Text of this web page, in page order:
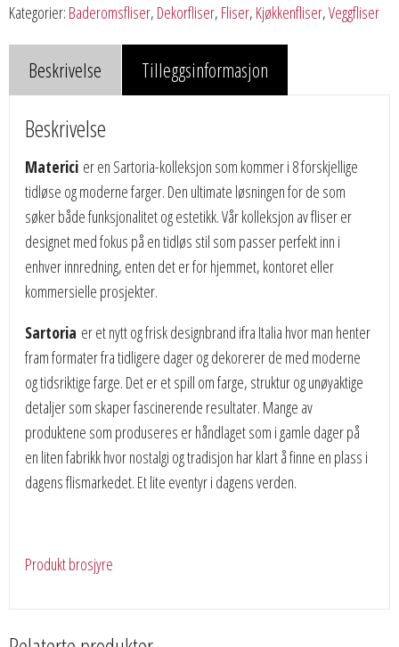
Kategorier: Baderomsfliser, Dekorfliser, Fliser, Kjøkkenfliser,Veggfliser
Beskrivelse Tilleggsinformasjon
Beskrivelse
Materici er en Sartoria-kolleksjon som kommer i 8 forskjellige
tidløse og moderne farger. Den ultimate løsningen for de som
søker både funksjonalitet og estetikk. Vår kolleksjon av fliser er
designet med fokus på en tidløs stil som passer perfekt inn i
enhver innredning, enten det er for hjemmet, kontoret eller
kommersielle prosjekter.
Sartoria er et nytt og frisk designbrand ifra Italia hvor man henter
fram formater fra tidligere dager og dekorerer de med moderne
og tidsriktige farge. Det er et spill om farge, struktur og unøyaktige
detaljer som skaper fascinerende resultater. Mange av
produktene som produseres er håndlaget som i gamle dager på
en liten fabrikk hvor nostalgi og tradisjon har klart å finne en plass i
dagens flismarkedet. Et lite eventyr i dagens verden.
Produkt brosjyre